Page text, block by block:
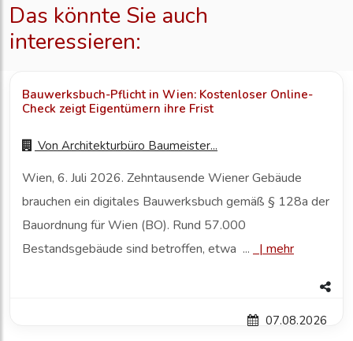
Das könnte Sie auch
interessieren:
Bauwerksbuch-Pflicht in Wien: Kostenloser Online-
Check zeigt Eigentümern ihre Frist
Von Architekturbüro Baumeister...
Wien, 6. Juli 2026. Zehntausende Wiener Gebäude
brauchen ein digitales Bauwerksbuch gemäß § 128a der
Bauordnung für Wien (BO). Rund 57.000
Bestandsgebäude sind betroffen, etwa ...
| mehr
07.08.2026